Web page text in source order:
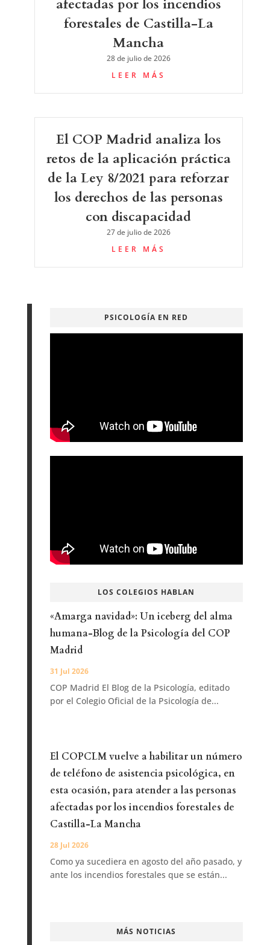
afectadas por los incendios
forestales de Castilla-La
Mancha
28 de julio de 2026
LEER MÁS
El COP Madrid analiza los
retos de la aplicación práctica
de la Ley 8/2021 para reforzar
los derechos de las personas
con discapacidad
27 de julio de 2026
LEER MÁS
PSICOLOGÍA EN RED
LOS COLEGIOS HABLAN
«Amarga navidad»: Un iceberg del alma
humana-Blog de la Psicología del COP
Madrid
31 Jul 2026
COP Madrid El Blog de la Psicología, editado
por el Colegio Oficial de la Psicología de...
El COPCLM vuelve a habilitar un número
de teléfono de asistencia psicológica, en
esta ocasión, para atender a las personas
afectadas por los incendios forestales de
Castilla-La Mancha
28 Jul 2026
Como ya sucediera en agosto del año pasado, y
ante los incendios forestales que se están...
MÁS NOTICIAS